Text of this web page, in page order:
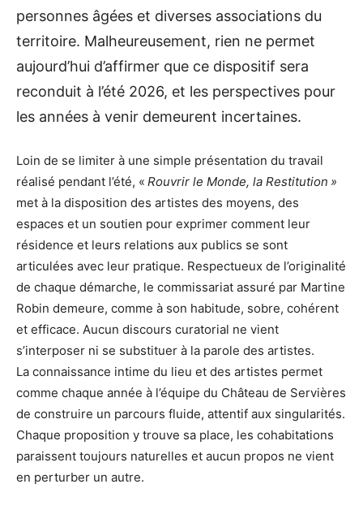
personnes âgées et diverses associations du
territoire. Malheureusement, rien ne permet
aujourd’hui d’affirmer que ce dispositif sera
reconduit à l’été 2026, et les perspectives pour
les années à venir demeurent incertaines.
Loin de se limiter à une simple présentation du travail
réalisé pendant l’été, « Rouvrir le Monde, la Restitution »
met à la disposition des artistes des moyens, des
espaces et un soutien pour exprimer comment leur
résidence et leurs relations aux publics se sont
articulées avec leur pratique. Respectueux de l’originalité
de chaque démarche, le commissariat assuré par Martine
Robin demeure, comme à son habitude, sobre, cohérent
et efficace. Aucun discours curatorial ne vient
s’interposer ni se substituer à la parole des artistes.
La connaissance intime du lieu et des artistes permet
comme chaque année à l’équipe du Château de Servières
de construire un parcours fluide, attentif aux singularités.
Chaque proposition y trouve sa place, les cohabitations
paraissent toujours naturelles et aucun propos ne vient
en perturber un autre.